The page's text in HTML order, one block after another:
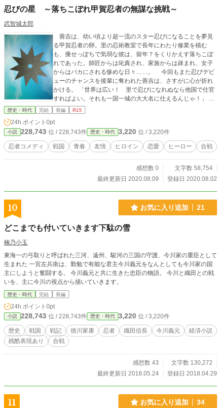
忍びの星 ～落ちこぼれ甲賀忍者の無謀な挑戦～
武智城太郎
善吉は、幼い頃より超一流のスター忍びになることを夢見
る甲賀忍者の卵。里の忍術教室で長年にわたり修業を積む
も、痩せっぽちで気弱な彼は、留年？をくりかえす落ちこぼ
れであった。師匠からは叱責され、家族からは疎まれ、女子
からはバカにされる惨めな日々……。 今回もまた忍びデビ
ューのチャンスを後輩に奪われた善吉は、さすがに心が折れ
かける。 「世界は広い！ 里で忍びになれぬなら他国で仕官
すればよい。それも一国一城の大大名に仕えるんじゃ！」
善吉の幼馴染で、タイプは正反対ながら、やはり落ちこぼ
情あり、そして天下を揺るがす暗殺作戦ありという、想像を
超えたいきあたりばったりの冒険のはじまりだった───。
本作は戦国時代が舞台ですが、歴史的背景はきわめて希薄
です。〈甲賀の里〉以外の国や人物などはすべて架空のもの
歴史・時代 完結 長編 R15
24h.ポイント 0pt
小説 228,743 位 / 228,743件 歴史・時代 3,220 位 / 3,220件
忍者コメディ 戦国 青春 友情 ヒロイン 恋愛 ヒーロー 合戦
感想数 0
文字数 58,754
最終更新日 2020.08.09
登録日 2020.08.02
10 お気に入り追加 21
どこまでも付いていきます下駄の雪
楠乃小玉
東海一の弓取りと呼ばれた三河、遠州、駿河の三国の守護、今川家の重臣として
生まれた 一宮左兵衛は、勤勉で有能な君主今川義元をなんとしても今川家の国
主にしようと奮闘する。 今川義元と共に生きた忠臣の物語。 今川と織田との戦
いを、主に今川の視点から描いていきます。
歴史・時代 完結 長編
24h.ポイント 0pt
小説 228,743 位 / 228,743件 歴史・時代 3,220 位 / 3,220件
歴史 戦国 戦記 徳川家康 忍者 織田信長 今川義元
経済小説
残酷表現あり
合戦
感想数 43
文字数 130,272
最終更新日 2018.05.24
登録日 2018.04.29
11 お気に入り追加 34